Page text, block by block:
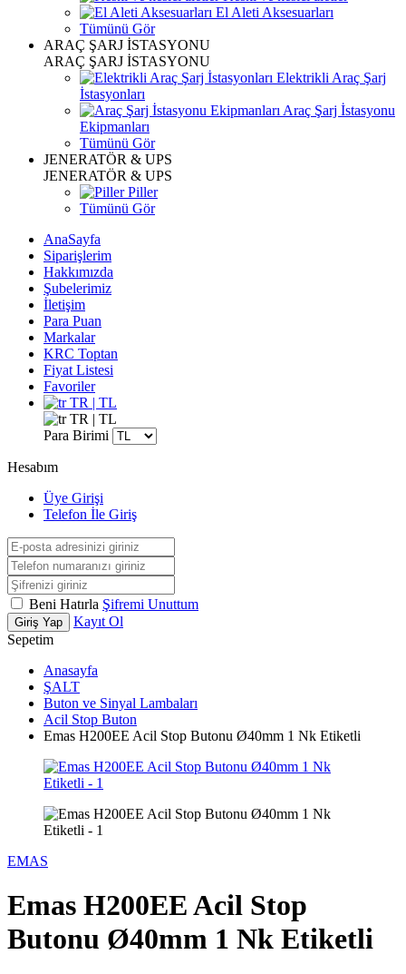
El Aleti Aksesuarları
Tümünü Gör
ARAÇ ŞARJ İSTASYONU
ARAÇ ŞARJ İSTASYONU
Elektrikli Araç Şarj
İstasyonları
Araç Şarj İstasyonu
Ekipmanları
Tümünü Gör
JENERATÖR & UPS
JENERATÖR & UPS
Piller
Tümünü Gör
AnaSayfa
Siparişlerim
Hakkımızda
Şubelerimiz
İletişim
Para Puan
Markalar
KRC Toptan
Fiyat Listesi
Favoriler
TR | TL
TR | TL
Para Birimi
Hesabım
Üye Girişi
Telefon İle Giriş
Beni Hatırla Şifremi Unuttum
Giriş Yap
Kayıt Ol
Sepetim
Anasayfa
ŞALT
Buton ve Sinyal Lambaları
Acil Stop Buton
Emas H200EE Acil Stop Butonu Ø40mm 1 Nk Etiketli
EMAS
Emas H200EE Acil Stop
Butonu Ø40mm 1 Nk Etiketli